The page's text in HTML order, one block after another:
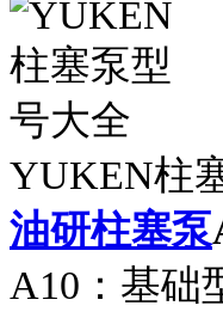
YUKEN柱
油研柱塞泵
A10：基础